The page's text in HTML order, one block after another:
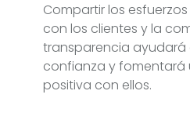
Compartir los
con los clientes y la
transparencia ayudará
confianza y fomentará
positiva con ellos.